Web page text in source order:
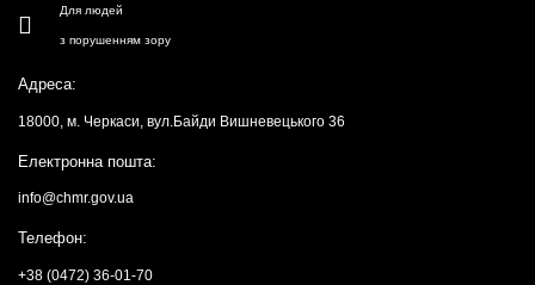
Для людей
з порушенням зору
Адреса:
18000, м. Черкаси, вул.Байди Вишневецького 36
Електронна пошта:
info@chmr.gov.ua
Телефон:
+38 (0472) 36-01-70